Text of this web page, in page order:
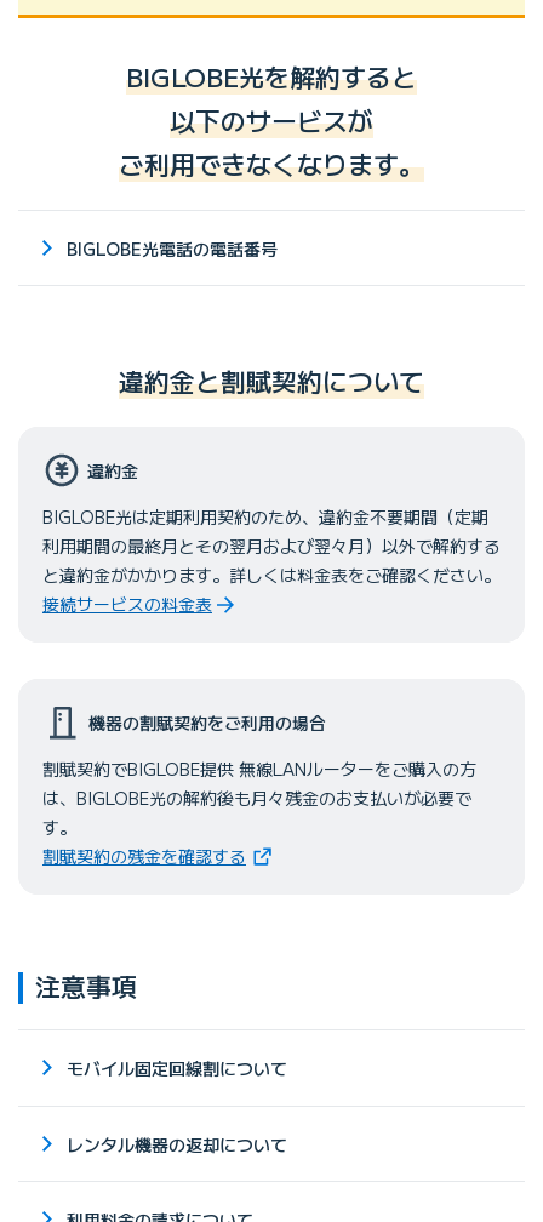
BIGLOBE光を解約すると
以下のサービスが
ご利用できなくなります。
BIGLOBE光電話の電話番号
違約金と割賦契約について
違約金
BIGLOBE光は定期利用契約のため、違約金不要期間（定期
利用期間の最終月とその翌月および翌々月）以外で解約する
と違約金がかかります。詳しくは料金表をご確認ください。
接続サービスの料金表
機器の割賦契約をご利用の場合
割賦契約でBIGLOBE提供 無線LANルーターをご購入の方
は、BIGLOBE光の解約後も月々残金のお支払いが必要で
す。
割賦契約の残金を確認する （新しいタブで開きます）
注意事項
モバイル固定回線割について
レンタル機器の返却について